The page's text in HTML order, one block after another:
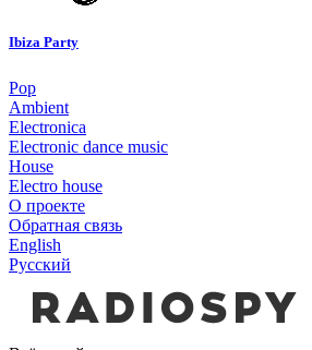
Ibiza Party
Pop
Ambient
Electronica
Electronic dance music
House
Electro house
О проекте
Обратная связь
English
Русский